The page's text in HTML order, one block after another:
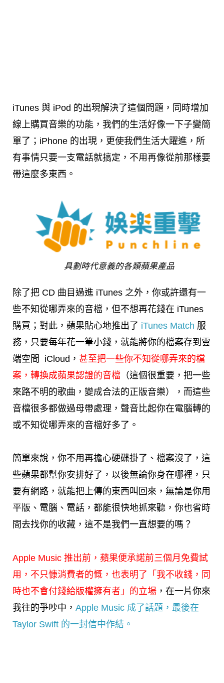
iTunes 與 iPod 的出現解決了這個問題，同時增加
線上購買音樂的功能，我們的生活好像一下子變簡
單了；iPhone 的出現，更使我們生活大躍進，所
有事情只要一支電話就搞定，不用再像從前那樣要
帶這麼多東西。
具劃時代意義的各類蘋果產品
除了把 CD 曲目過進 iTunes 之外，你或許還有一
些不知從哪弄來的音檔，但不想再花錢在 iTunes
購買；對此，蘋果貼心地推出了 iTunes Match 服
務，只要每年花一筆小錢，就能將你的檔案存到雲
端空間 iCloud， 甚至把一些你不知從哪弄來的檔
案，轉換成蘋果認證的音檔 （這個很重要，把一些
來路不明的歌曲，變成合法的正版音樂），而這些
音檔很多都做過母帶處理，聲音比起你在電腦轉的
或不知從哪弄來的音檔好多了。
簡單來說，你不用再擔心硬碟掛了、檔案沒了，這
些蘋果都幫你安排好了，以後無論你身在哪裡，只
要有網路，就能把上傳的東西叫回來，無論是你用
平版、電腦、電話，都能很快地抓來聽，你也省時
間去找你的收藏，這不是我們一直想要的嗎？
Apple Music 推出前，蘋果便承諾前三個月免費試
用，不只慷消費者的慨，也表明了「我不收錢，同
時也不會付錢給版權擁有者」的立場 ，在一片你來
我往的爭吵中， Apple Music 成了話題，最後在
Taylor Swift 的一封信中作結。